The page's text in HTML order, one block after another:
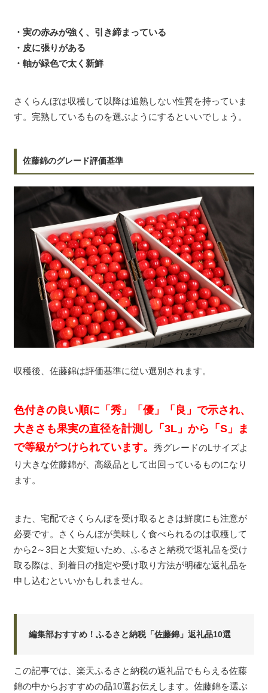
・実の赤みが強く、引き締まっている
・皮に張りがある
・軸が緑色で太く新鮮
さくらんぼは収穫して以降は追熟しない性質を持っていま
す。完熟しているものを選ぶようにするといいでしょう。
佐藤錦のグレード評価基準
収穫後、佐藤錦は評価基準に従い選別されます。
色付きの良い順に「秀」「優」「良」で示され、
大きさも果実の直径を計測し「3L」から「S」ま
で等級がつけられています。 秀グレードのLサイズよ
り大きな佐藤錦が、高級品として出回っているものになり
ます。
また、宅配でさくらんぼを受け取るときは鮮度にも注意が
必要です。さくらんぼが美味しく食べられるのは収穫して
から2～3日と大変短いため、ふるさと納税で返礼品を受け
取る際は、到着日の指定や受け取り方法が明確な返礼品を
申し込むといいかもしれません。
編集部おすすめ！ふるさと納税「佐藤錦」返礼品10選
この記事では、楽天ふるさと納税の返礼品でもらえる佐藤
錦の中からおすすめの品10選お伝えします。佐藤錦を選ぶ